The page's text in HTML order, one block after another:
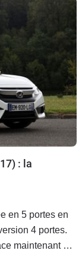
: la
en 5 portes en
4 portes.
maintenant à